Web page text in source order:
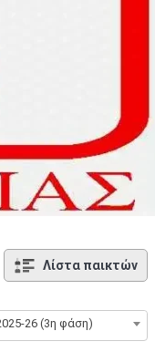
Λίστα παικτών
26 (3η φάση)